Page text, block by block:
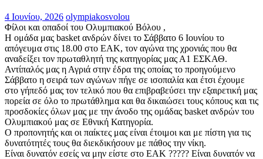
4 Ιουνίου, 2026 olympiakosvolou
Φίλοι και οπαδοί του Ολυμπιακού Βόλου ,
Η ομάδα μας basket ανδρών δίνει το Σάββατο 6 Ιουνίου το
απόγευμα στις 18.00 στο ΕΑΚ, τoν αγώνα της χρονιάς που θα
αναδείξει τον πρωταθλητή της κατηγορίας μας Α1 ΕΣΚΑΘ.
Αντίπαλός μας η Αγριά στην έδρα της οποίας το προηγούμενο
Σάββατο η σειρά των αγώνων πήγε σε ισοπαλία και έτσι έχουμε
στο γήπεδό μας τον τελικό που θα επιβραβεύσει την εξαιρετική μας
πορεία σε όλο το πρωτάθλημα και θα δικαιώσει τους κόπους και τις
προσδοκίες όλων μας με την άνοδο της ομάδας basket ανδρών του
Ολυμπιακού μας σε Εθνική Κατηγορία.
Ο προπονητής και οι παίκτες μας είναι έτοιμοι και με πίστη για τις
δυνατότητές τους θα διεκδικήσουν με πάθος την νίκη.
Είναι δυνατόν εσείς να μην είστε στο ΕΑΚ ????? Είναι δυνατόν να